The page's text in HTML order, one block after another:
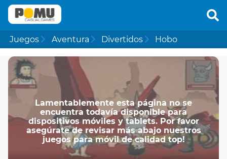
Juegos Aventura Divertidos Hobo
Lamentablemente esta página no se
encuentra todavía disponible para
dispositivos móviles y tablets. Por favor
asegúrate de revisar más abajo nuestros
juegos para móvil de calidad top!